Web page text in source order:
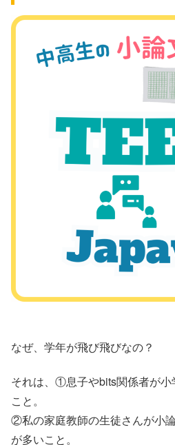
なぜ、学年が飛び飛びなの？
それは、①息子やbits関係者が小
こと。
②私の家庭教師の生徒さんが小
が多いこと。